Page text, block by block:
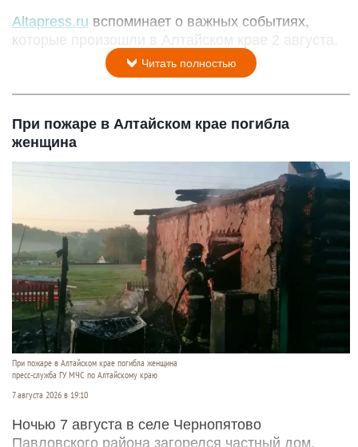
Altapress.ru вспоминает о важных событиях,
которые произошли в Алтайском крае 2 августа.
Читать полностью
При пожаре в Алтайском крае погибла
женщина
При пожаре в Алтайском крае погибла женщина
пресс-служба ГУ МЧС по Алтайскому краю
7 августа 2026 в 19:10
Ночью 7 августа в селе Чернопятово
Павловского района загорелся частный дом.